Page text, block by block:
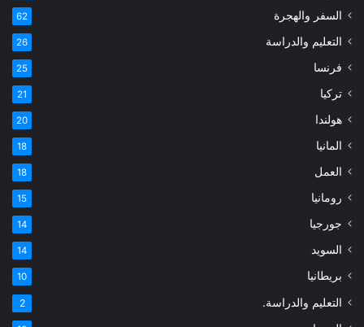
السفر والهجرة 62
التعليم والدراسة 26
فرنسا 25
تركيا 21
هولندا 20
المانيا 18
العمل 18
رومانيا 15
جورجيا 14
السويد 14
بريطانيا 10
التعليم والدراسة. 2